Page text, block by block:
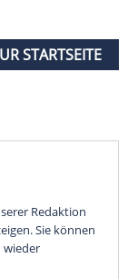
STARTSEITE
Redaktion
Sie können
wieder